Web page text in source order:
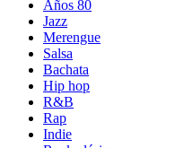
Años 80
Jazz
Merengue
Salsa
Bachata
Hip hop
R&B
Rap
Indie